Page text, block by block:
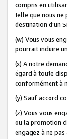
compris en
telle que nous ne
destination d'un
(w) Vous vous
pourrait induire
(x) A notre
égard à toute
conformément à
(y) Sauf accord
(z) Vous vous
ou la promotion
engagez à ne